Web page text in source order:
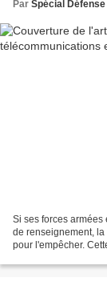
Par Spécial Défense
Si ses forces
de renseignement,
pour l'empêcher.